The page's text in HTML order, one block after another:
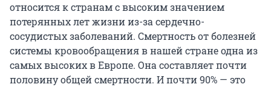
относится к странам с высоким значением
потерянных лет жизни из-за сердечно-
сосудистых заболеваний. Смертность от болезней
системы кровообращения в нашей стране одна из
самых высоких в Европе. Она составляет почти
половину общей смертности. И почти 90% — это